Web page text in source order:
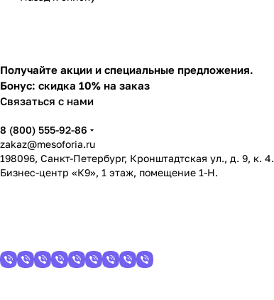
Получайте акции и специальные предложения.
Бонус: скидка 10% на заказ
Связаться с нами
8 (800) 555-92-86
zakaz@mesoforia.ru
198096, Санкт-Петербург, Кронштадтская ул., д. 9, к. 4.
Бизнес-центр «К9», 1 этаж, помещение 1-Н.